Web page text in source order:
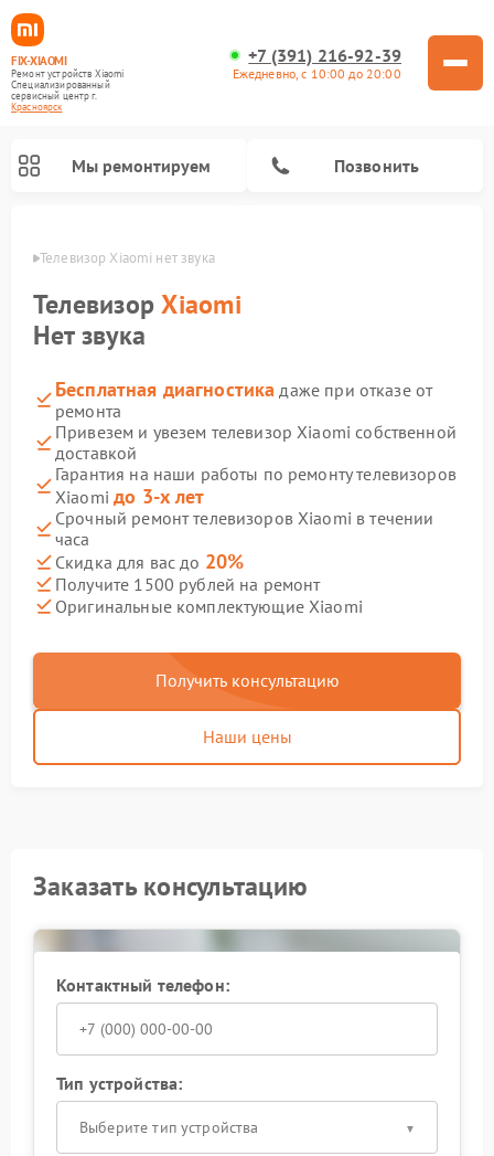
FIX-XIAOMI
Ремонт устройств Xiaomi
Специализированный
cервисный центр г.
Красноярск
+7 (391) 216-92-39
Ежедневно, с 10:00 до 20:00
Мы ремонтируем Позвонить
Телевизор Xiaomi нет звука
ТелевизорXiaomi
Нет звука
Бесплатная диагностика даже при отказе от
ремонта
Привезем и увезем телевизор Xiaomi собственной
доставкой
Гарантия на наши работы по ремонту телевизоров
Xiaomiдо 3-х лет
Срочный ремонт телевизоров Xiaomi в течении
часа
Скидка для вас до 20%
Получите 1500 рублей на ремонт
Оригинальные комплектующие Xiaomi
Получить консультацию
Наши цены
Заказать консультацию
Контактный телефон:
Тип устройства:
Выберите тип устройства